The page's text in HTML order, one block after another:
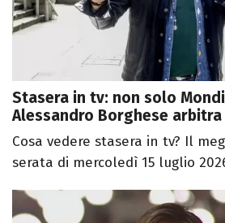
Stasera in tv: non solo
Alessandro Borghese
Cosa vedere stasera in tv? Il
serata di mercoledì 15 luglio